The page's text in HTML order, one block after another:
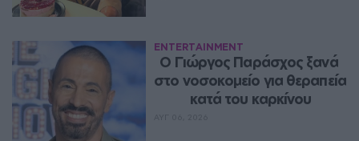
ENTERTAINMENT
O Γιώργος Παράσχος ξανά
στο νοσοκομείο για θεραπεία
κατά του καρκίνου